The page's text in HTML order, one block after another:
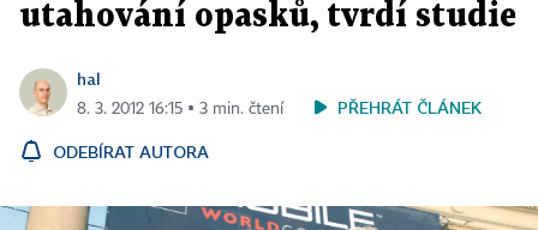
utahování opasků, tvrdí studie
hal
8. 3. 2012 16:15 ▪ 3 min. čtení PŘEHRÁT ČLÁNEK
ODEBÍRAT AUTORA